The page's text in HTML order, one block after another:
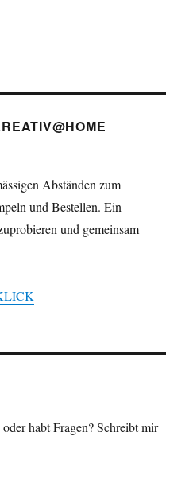
Abständen zum
und Bestellen. Ein
und gemeinsam
habt Fragen? Schreibt mir